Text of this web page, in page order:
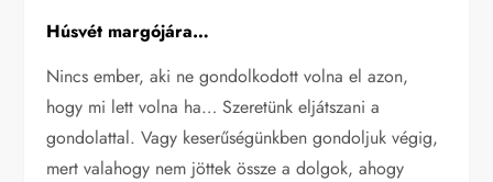
Húsvét margójára…
Nincs ember, aki ne gondolkodott volna el azon,
hogy mi lett volna ha… Szeretünk eljátszani a
gondolattal. Vagy keserűségünkben gondoljuk végig,
mert valahogy nem jöttek össze a dolgok, ahogy